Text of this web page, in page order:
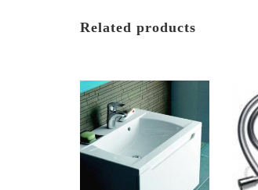
Related products